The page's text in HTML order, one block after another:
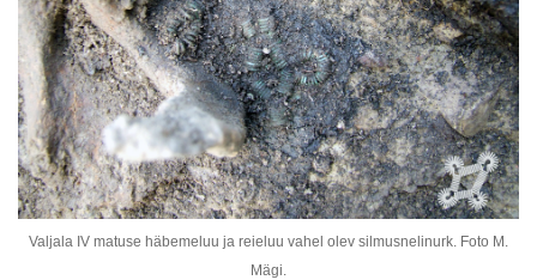
Valjala IV matuse häbemeluu ja reieluu vahel olev silmusnelinurk. Foto M.
Mägi.